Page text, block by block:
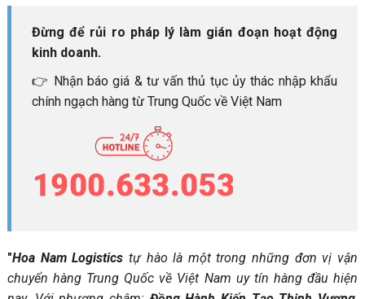
Đừng để rủi ro pháp lý làm gián đoạn hoạt động
kinh doanh.
👉 Nhận báo giá & tư vấn thủ tục ủy thác nhập khẩu
chính ngạch hàng từ Trung Quốc về Việt Nam
"Hoa Nam Logistics tự hào là một trong những đơn vị vận
chuyển hàng Trung Quốc về Việt Nam uy tín hàng đầu hiện